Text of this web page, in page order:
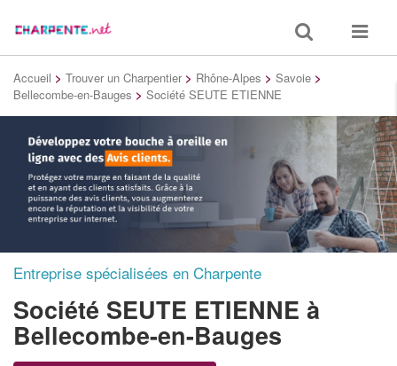
Toggle
search
Toggle
Accueil > Trouver un Charpentier > Rhône-Alpes > Savoie >
Bellecombe-en-Bauges > Société SEUTE ETIENNE
Entreprise spécialisées en Charpente
Société SEUTE ETIENNE à
Bellecombe-en-Bauges